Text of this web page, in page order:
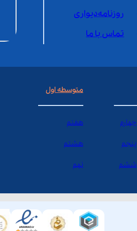
روزنامه‌دیواری
تماس با ما
چهارم
پنجم
ششم
متوسطه اول
هفتم
هشتم
نهم